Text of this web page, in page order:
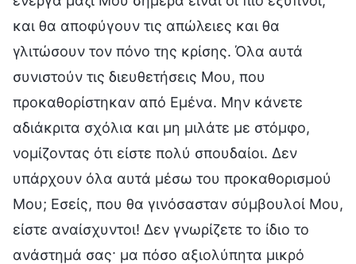
και θα αποφύγουν τις απώλειες και θα
γλιτώσουν τον πόνο της κρίσης. Όλα αυτά
συνιστούν τις διευθετήσεις Μου, που
προκαθορίστηκαν από Εμένα. Μην κάνετε
αδιάκριτα σχόλια και μη μιλάτε με στόμφο,
νομίζοντας ότι είστε πολύ σπουδαίοι. Δεν
υπάρχουν όλα αυτά μέσω του προκαθορισμού
Μου; Εσείς, που θα γινόσασταν σύμβουλοί Μου,
είστε αναίσχυντοι! Δεν γνωρίζετε το ίδιο το
ανάστημά σας· μα πόσο αξιολύπητα μικρό